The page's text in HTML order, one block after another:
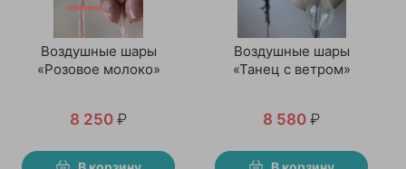
Воздушные шары
«Розовое молоко»
8 250 ₽
Воздушные шары
«Танец с ветром»
8 580 ₽